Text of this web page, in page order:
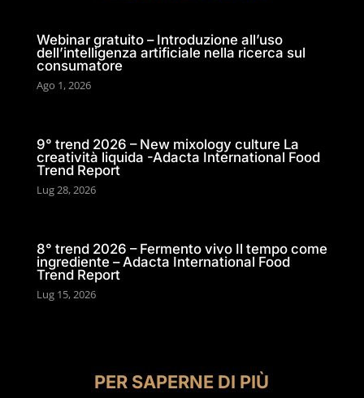
Webinar gratuito – Introduzione all’uso
dell’intelligenza artificiale nella ricerca sul
consumatore
Ago 1, 2026
9° trend 2026 – New mixology culture La
creatività liquida -Adacta International Food
Trend Report
Lug 28, 2026
8° trend 2026 – Fermento vivo Il tempo come
ingrediente – Adacta International Food
Trend Report
Lug 15, 2026
PER SAPERNE DI PIÙ